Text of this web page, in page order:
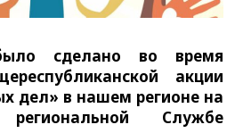
сделано во время
акции
дел» в нашем регионе на
Службе